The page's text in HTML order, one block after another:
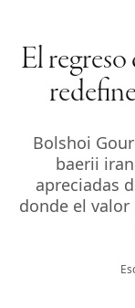
El
Bolshoi
baerii
apreciadas
donde el